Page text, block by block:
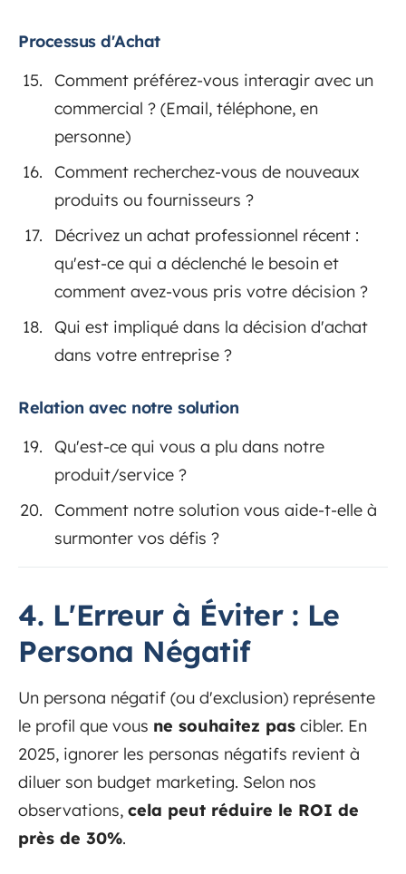
Processus d'Achat
Comment préférez-vous interagir avec un
commercial ? (Email, téléphone, en
personne)
Comment recherchez-vous de nouveaux
produits ou fournisseurs ?
Décrivez un achat professionnel récent :
qu'est-ce qui a déclenché le besoin et
comment avez-vous pris votre décision ?
Qui est impliqué dans la décision d'achat
dans votre entreprise ?
Relation avec notre solution
Qu'est-ce qui vous a plu dans notre
produit/service ?
Comment notre solution vous aide-t-elle à
surmonter vos défis ?
4. L'Erreur à Éviter : Le
Persona Négatif
Un persona négatif (ou d'exclusion) représente
le profil que vous ne souhaitez pas cibler. En
2025, ignorer les personas négatifs revient à
diluer son budget marketing. Selon nos
observations, cela peut réduire le ROI de
près de 30%.